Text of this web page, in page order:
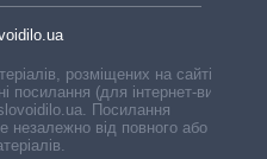
розміщених на сайті,
посилання (для інтернет-видань
Посилання
незалежно від повного або